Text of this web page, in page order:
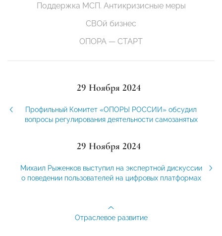
Поддержка МСП. Антикризисные меры
СВОй бизнес
ОПОРА — СТАРТ
29 Ноября 2024
Профильный Комитет «ОПОРЫ РОССИИ» обсудил
вопросы регулирования деятельности самозанятых
29 Ноября 2024
Михаил Рыженков выступил на экспертной дискуссии
о поведении пользователей на цифровых платформах
Отраслевое развитие